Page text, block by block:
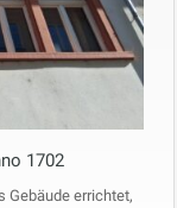
1702
Gebäude errichtet,